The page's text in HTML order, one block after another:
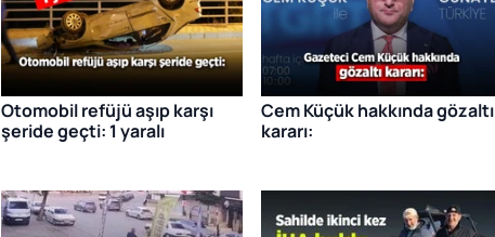
Otomobil refüjü aşıp karşı
şeride geçti: 1 yaralı
Cem Küçük hakkında gözaltı
kararı: